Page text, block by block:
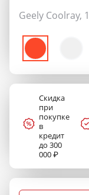
Geely Coolray,
Скидка
при
покупке
в
кредит
до 300
000 ₽